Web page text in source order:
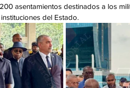
asentamientos destinados a los
del Estado.